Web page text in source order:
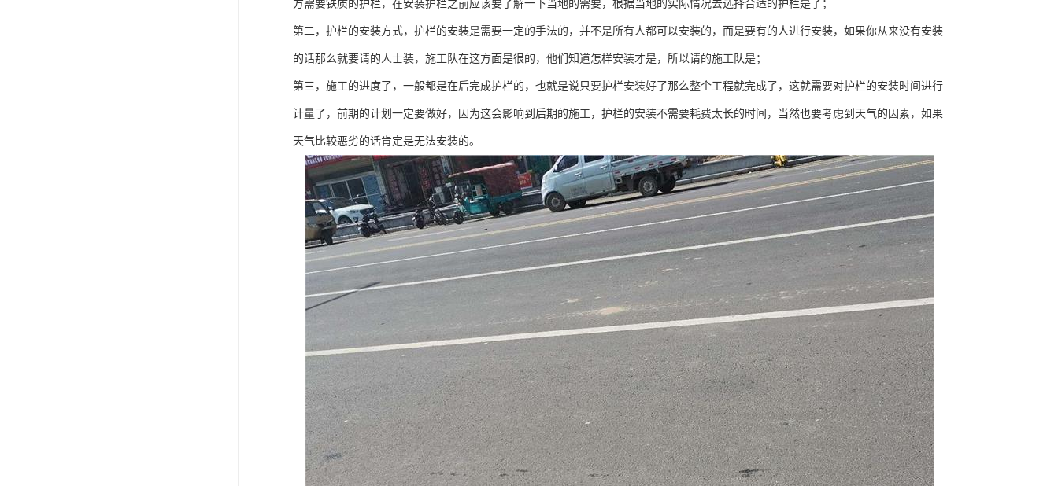
方需要铁质的护栏，在安装护栏之前应该要了解一下当地的需要，根据当地的实际情况去选择合适的护栏是了；
第二，护栏的安装方式，护栏的安装是需要一定的手法的，并不是所有人都可以安装的，而是要有的人进行安装，如果你从来没有安装
的话那么就要请的人士装，施工队在这方面是很的，他们知道怎样安装才是，所以请的施工队是；
第三，施工的进度了，一般都是在后完成护栏的，也就是说只要护栏安装好了那么整个工程就完成了，这就需要对护栏的安装时间进行
计量了，前期的计划一定要做好，因为这会影响到后期的施工，护栏的安装不需要耗费太长的时间，当然也要考虑到天气的因素，如果
天气比较恶劣的话肯定是无法安装的。